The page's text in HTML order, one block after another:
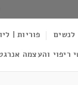
פוריות |
ריפוי והעצמה